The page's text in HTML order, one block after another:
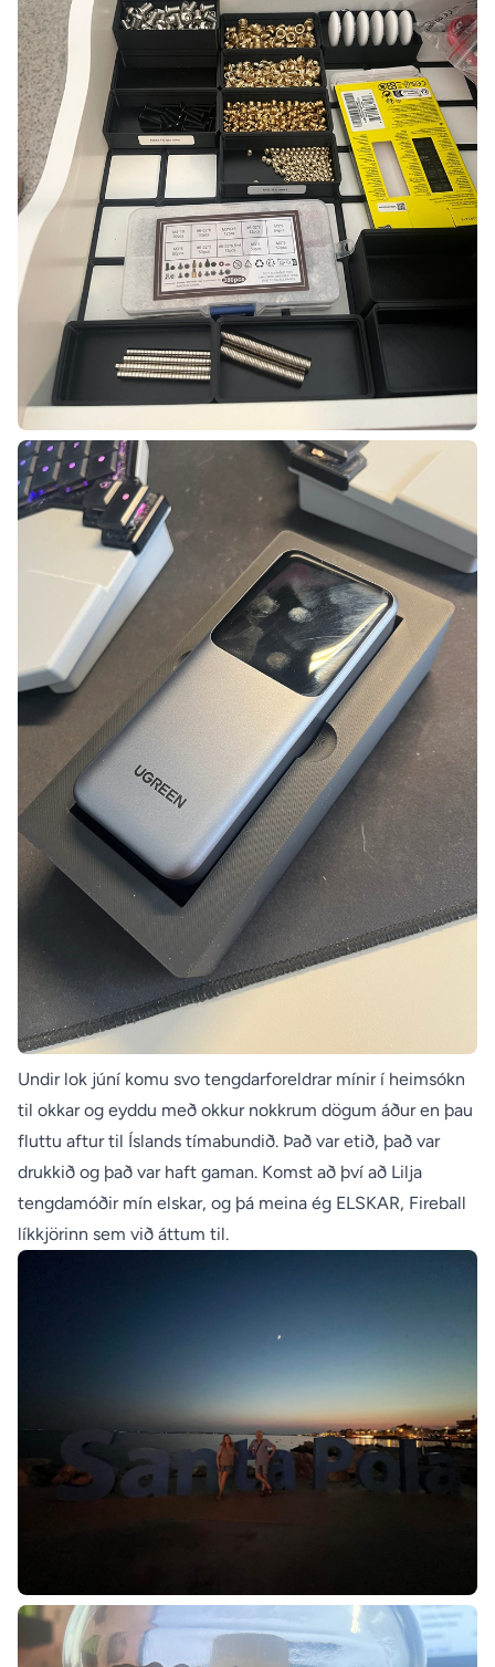
Undir lok júní komu svo tengdarforeldrar mínir í heimsókn
til okkar og eyddu með okkur nokkrum dögum áður en þau
fluttu aftur til Íslands tímabundið. Það var etið, það var
drukkið og það var haft gaman. Komst að því að Lilja
tengdamóðir mín elskar, og þá meina ég ELSKAR, Fireball
líkkjörinn sem við áttum til.